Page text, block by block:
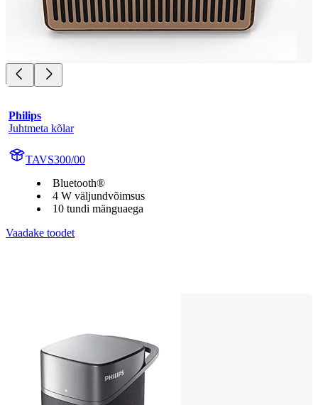
Philips
Juhtmeta kõlar
TAVS300/00
Bluetooth®
4 W väljundvõimsus
10 tundi mänguaega
Vaadake toodet